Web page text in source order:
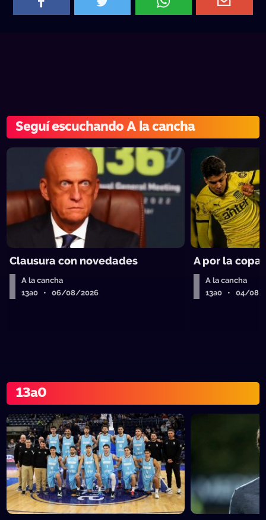
Seguí escuchando A la cancha
Clausura con novedades
A la cancha
13a0 • 06/08/2026
A por la copa
A la cancha
13a0 • 04/08/
13a0